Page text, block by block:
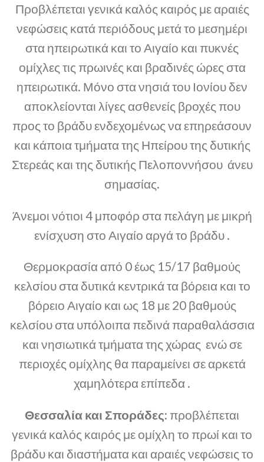
Προβλέπεται γενικά καλός καιρός με αραιές
νεφώσεις κατά περιόδους μετά το μεσημέρι
στα ηπειρωτικά και το Αιγαίο και πυκνές
ομίχλες τις πρωινές και βραδινές ώρες στα
ηπειρωτικά. Μόνο στα νησιά του Ιονίου δεν
αποκλείονται λίγες ασθενείς βροχές που
προς το βράδυ ενδεχομένως να επηρεάσουν
και κάποια τμήματα της Ηπείρου της δυτικής
Στερεάς και της δυτικής Πελοποννήσου άνευ
σημασίας.
Άνεμοι νότιοι 4 μποφόρ στα πελάγη με μικρή
ενίσχυση στο Αιγαίο αργά το βράδυ .
Θερμοκρασία από 0 έως 15/17 βαθμούς
κελσίου στα δυτικά κεντρικά τα βόρεια και το
βόρειο Αιγαίο και ως 18 με 20 βαθμούς
κελσίου στα υπόλοιπα πεδινά παραθαλάσσια
και νησιωτικά τμήματα της χώρας ενώ σε
περιοχές ομίχλης θα παραμείνει σε αρκετά
χαμηλότερα επίπεδα .
Θεσσαλία και Σποράδες: προβλέπεται
γενικά καλός καιρός με ομίχλη το πρωί και το
βράδυ και διαστήματα και αραιές νεφώσεις το